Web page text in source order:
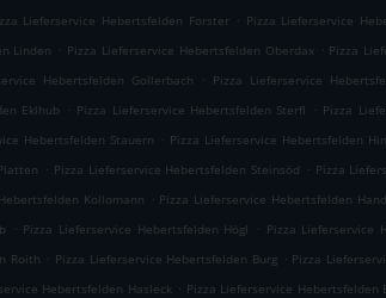
Lieferservice Hebertsfelden Forster . Pizza Lieferservice
Linden . Pizza Lieferservice Hebertsfelden Oberdax . Pizza
Hebertsfelden Gollerbach . Pizza Lieferservice
Eklhub . Pizza Lieferservice Hebertsfelden Sterfl . Pizza
Hebertsfelden Stauern . Pizza Lieferservice Hebertsfelden
. Pizza Lieferservice Hebertsfelden Steinsöd . Pizza
Kollomann . Pizza Lieferservice Hebertsfelden
. Pizza Lieferservice Hebertsfelden Högl . Pizza Lieferservice
Roith . Pizza Lieferservice Hebertsfelden Burg . Pizza
Hebertsfelden Hasleck . Pizza Lieferservice Hebertsfelden